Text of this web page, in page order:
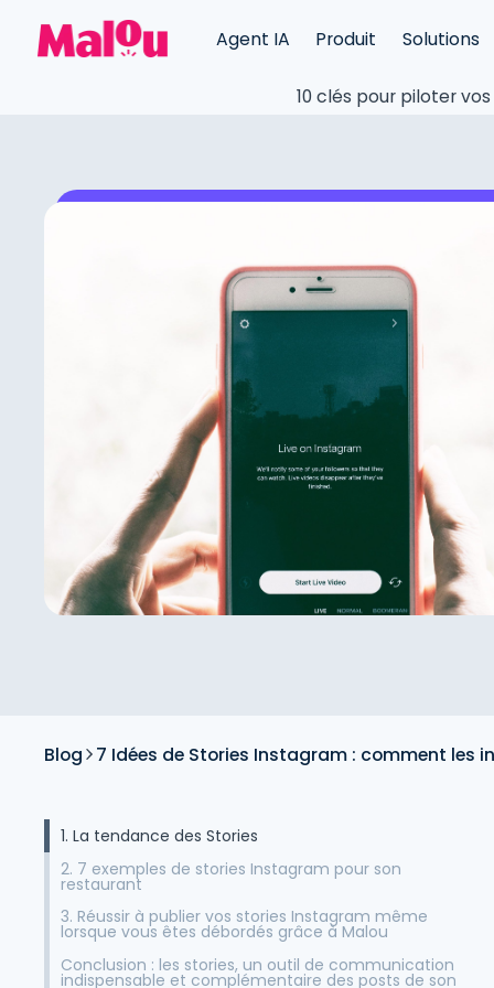
Agent IA Produit Solutions
10 clés pour piloter
Blog 7 Idées de Stories Instagram : comment
1. La tendance des Stories
2. 7 exemples de stories Instagram pour son
restaurant
3. Réussir à publier vos stories Instagram même
lorsque vous êtes débordés grâce à Malou
Conclusion : les stories, un outil de communication
indispensable et complémentaire des posts de son